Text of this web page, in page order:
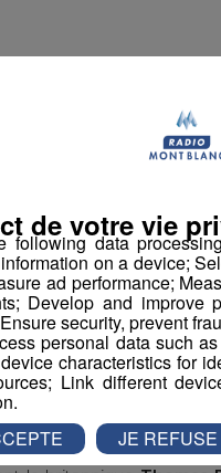
les
et de la technicité
les descendeurs.
intervient moins de
lieu aux Gets du
data
on a device;
ad performance;
Develop and improve
security, prevent
personal data such
characteristics for
Link different
de votre vie
JE REFUSE